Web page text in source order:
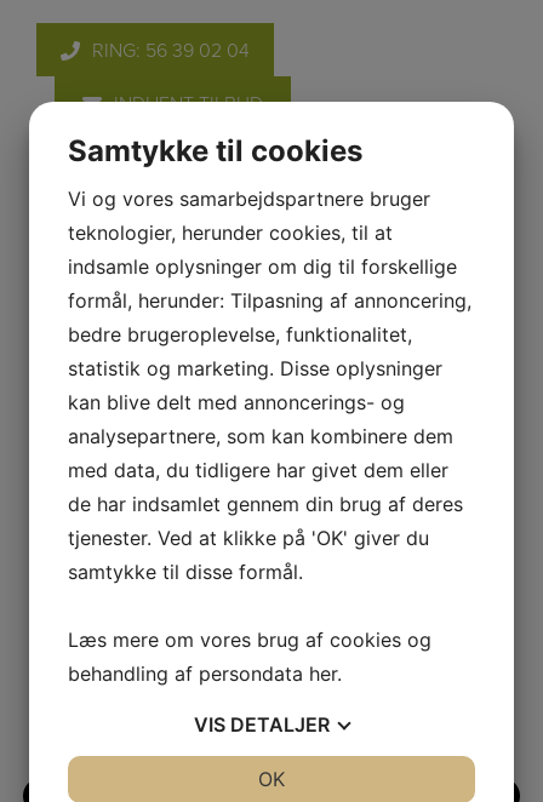
RING: 56 39 02 04
INDHENT TILBUD
AGENTURER
Samtykke til cookies
Vi og vores samarbejdspartnere bruger
teknologier, herunder cookies, til at
indsamle oplysninger om dig til forskellige
formål, herunder: Tilpasning af annoncering,
bedre brugeroplevelse, funktionalitet,
statistik og marketing. Disse oplysninger
kan blive delt med annoncerings- og
analysepartnere, som kan kombinere dem
med data, du tidligere har givet dem eller
de har indsamlet gennem din brug af deres
tjenester. Ved at klikke på 'OK' giver du
samtykke til disse formål.
Læs mere om vores brug af cookies og
behandling af persondata her.
VIS DETALJER
OK